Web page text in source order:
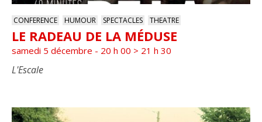
CONFERENCE HUMOUR SPECTACLES THEATRE
LE RADEAU DE LA MÉDUSE
samedi 5 décembre - 20 h 00 > 21 h 30
L'Escale